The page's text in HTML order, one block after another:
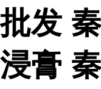
批发
浸膏